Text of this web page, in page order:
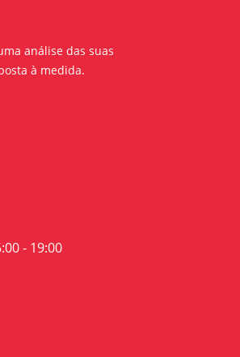
análise das suas
à medida.
- 19:00